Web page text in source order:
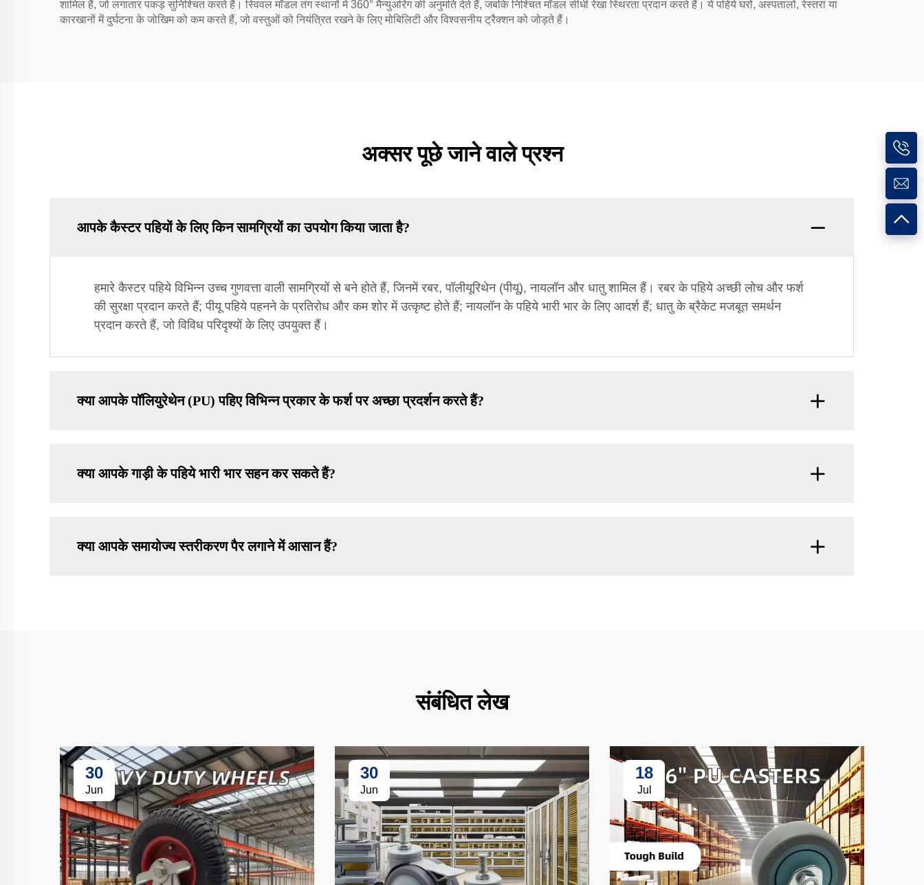
शामिल हैं, जो लगातार पकड़ सुनिश्चित करते हैं। स्विवल मॉडल तंग स्थानों में 360° मैन्युअरिंग की अनुमति देते हैं, जबकि निश्चित मॉडल सीधी रेखा स्थिरता प्रदान करते हैं। ये पहिये घरों, अस्पतालों, रेस्तरां या
कारखानों में दुर्घटना के जोखिम को कम करते हैं, जो वस्तुओं को नियंत्रित रखने के लिए मोबिलिटी और विश्वसनीय ट्रैक्शन को जोड़ते हैं।
अक्सर पूछे जाने वाले प्रश्न
आपके कैस्टर पहियों के लिए किन सामग्रियों का उपयोग किया जाता है?
हमारे कैस्टर पहिये विभिन्न उच्च गुणवत्ता वाली सामग्रियों से बने होते हैं, जिनमें रबर, पॉलीयूरिथेन (पीयू), नायलॉन और धातु शामिल हैं। रबर के पहिये अच्छी लोच और फर्श
की सुरक्षा प्रदान करते हैं; पीयू पहिये पहनने के प्रतिरोध और कम शोर में उत्कृष्ट होते हैं; नायलॉन के पहिये भारी भार के लिए आदर्श हैं; धातु के ब्रैकेट मजबूत समर्थन
प्रदान करते हैं, जो विविध परिदृश्यों के लिए उपयुक्त हैं।
क्या आपके पॉलियुरेथेन (PU) पहिए विभिन्न प्रकार के फर्श पर अच्छा प्रदर्शन करते हैं?
क्या आपके गाड़ी के पहिये भारी भार सहन कर सकते हैं?
क्या आपके समायोज्य स्तरीकरण पैर लगाने में आसान हैं?
संबंधित लेख
30
Jun
30
Jun
18
Jul